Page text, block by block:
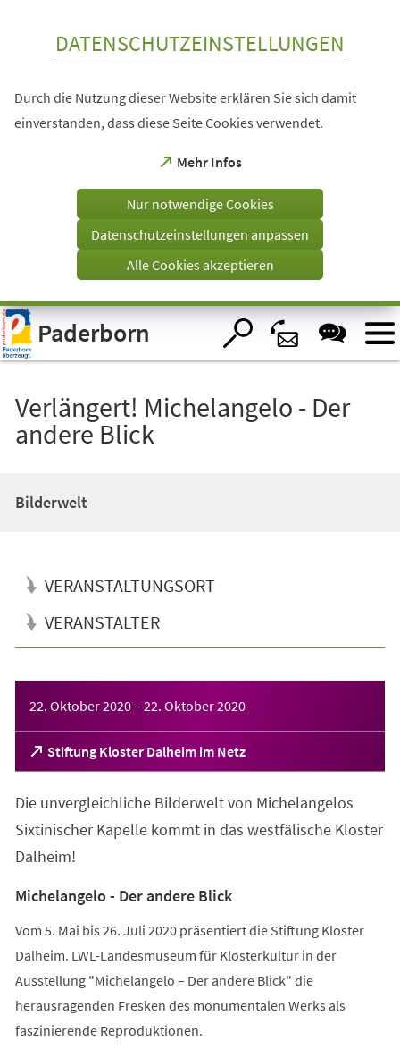
Visuelle
Assistenzsoftware
öffnen.
DATENSCHUTZEINSTELLUNGEN
Durch die Nutzung dieser Website erklären Sie sich damit
einverstanden, dass diese Seite Cookies verwendet.
Mehr Infos
(Öffnet
einem
Tab)
Nur notwendige Cookies
Datenschutzeinstellungen anpassen
Alle Cookies akzeptieren
Paderborn
Verlängert! Michelangelo - Der
andere Blick
Bilderwelt
VERANSTALTUNGSORT
VERANSTALTER
22. Oktober 2020– 22. Oktober 2020
Stiftung Kloster Dalheim im Netz
(Öffnet
in
neuen
Tab)
Die unvergleichliche Bilderwelt von Michelangelos
Sixtinischer Kapelle kommt in das westfälische Kloster
Dalheim!
Michelangelo - Der andere Blick
Vom 5. Mai bis 26. Juli 2020 präsentiert die Stiftung Kloster
Dalheim. LWL-Landesmuseum für Klosterkultur in der
Ausstellung "Michelangelo – Der andere Blick" die
herausragenden Fresken des monumentalen Werks als
faszinierende Reproduktionen.